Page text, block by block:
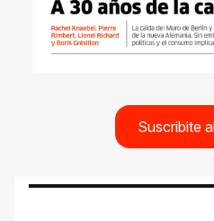
Suscribite